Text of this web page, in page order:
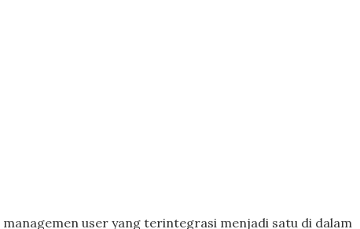
user yang terintegrasi menjadi satu di dalam